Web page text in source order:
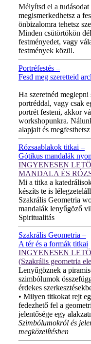
Mélyítsd el a tudásodat
megismerkedhetsz a
önbizalomra tehetsz
Minden csütörtökön
festményedet, vagy
festmények közül.
Portréfestés –
Fesd meg szeretteid
Ha szeretnéd meglepni
portréddal, vagy csak
portrét festeni, akkor
workshopunkra.
alapjait és
Rózsaablakok titkai –
Gótikus mandalák
INGYENESEN
MANDALA ÉS
Mi a titka a
készíts te is
Szakrális Geometria
mandalák lenyűgöző
Spiritualitás
Szakrális Geometria –
A tér és a formák titkai
INGYENESEN
(Szakrális geometria
Lenyűgöznek a
szimbólumok
érdekes
• Milyen titkokat rejt
fedezhető fel a
jelentősége egy
Szimbólumokról és
megközelítésben